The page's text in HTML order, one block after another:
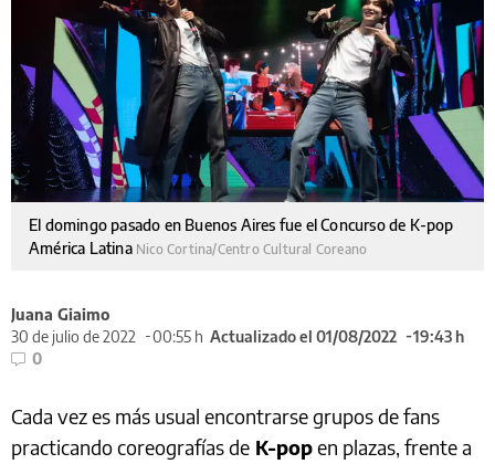
El domingo pasado en Buenos Aires fue el Concurso de K-pop
América Latina Nico Cortina/Centro Cultural Coreano
Juana Giaimo
30 de julio de 2022
00:55 h Actualizado el 01/08/2022
19:43 h
0
Cada vez es más usual encontrarse grupos de fans
practicando coreografías de K-popen plazas, frente a